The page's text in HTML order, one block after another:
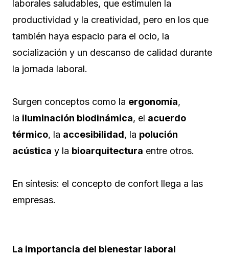
laborales saludables, que estimulen la
productividad y la creatividad, pero en los que
también haya espacio para el ocio, la
socialización y un descanso de calidad durante
la jornada laboral.
Surgen conceptos como la ergonomía,
la iluminación biodinámica, el acuerdo
térmico, la accesibilidad, la polución
acústica y la bioarquitectura entre otros.
En síntesis: el concepto de confort llega a las
empresas.
La importancia del bienestar laboral